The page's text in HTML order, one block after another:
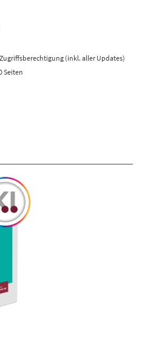
(inkl. aller Updates)
Seiten